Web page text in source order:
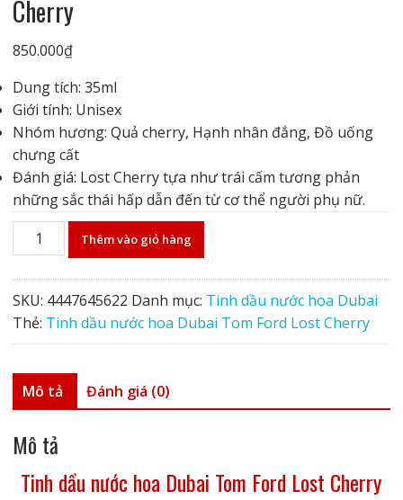
Cherry
850.000₫
Dung tích: 35ml
Giới tính: Unisex
Nhóm hương: Quả cherry, Hạnh nhân đắng, Đồ uống
chưng cất
Đánh giá: Lost Cherry tựa như trái cấm tương phản
những sắc thái hấp dẫn đến từ cơ thể người phụ nữ.
Tinh
dầu
nước
hoa
Dubai
Tom
Lost
Cherry
số
lượng
Thêm vào giỏ hàng
SKU: 4447645622 Danh mục: Tinh dầu nước hoa Dubai
Thẻ: Tinh dầu nước hoa Dubai Tom Ford Lost Cherry
Mô tả Đánh giá (0)
Mô tả
Tinh dầu nước hoa Dubai Tom Ford Lost Cherry